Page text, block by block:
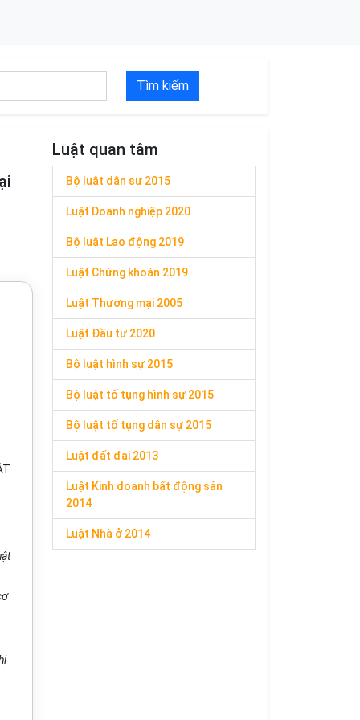
Tìm kiếm
Luật quan tâm
Bộ luật dân sự 2015
Luật Doanh nghiệp 2020
Bộ luật Lao động 2019
Luật Chứng khoán 2019
Luật Thương mại 2005
Luật Đầu tư 2020
Bộ luật hình sự 2015
Bộ luật tố tụng hình sự 2015
Bộ luật tố tụng dân sự 2015
Luật đất đai 2013
Luật Kinh doanh bất động sản
2014
Luật Nhà ở 2014